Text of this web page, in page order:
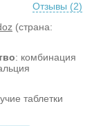
Отзывы (2)
(страна:
: комбинация
таблетки